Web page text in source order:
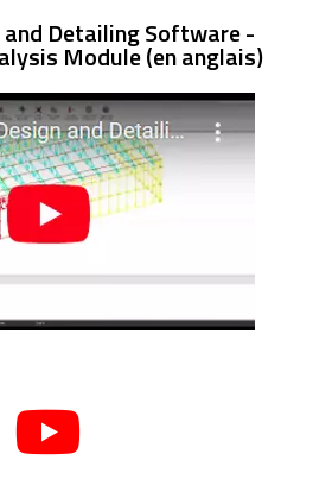
Detailing Software -
Module (en anglais)